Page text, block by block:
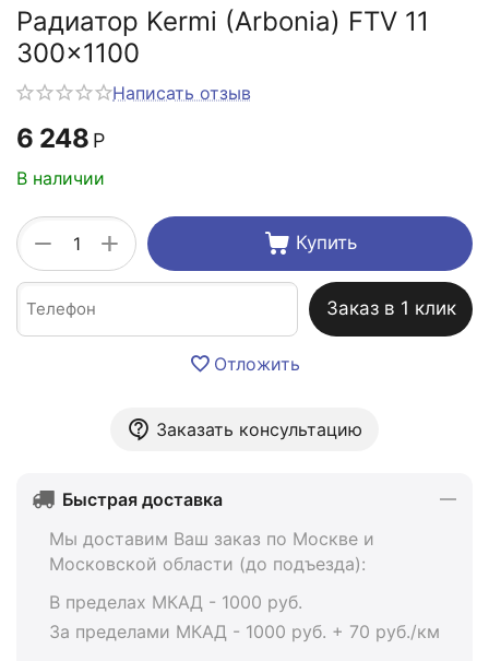
Радиатор Kermi (Arbonia) FTV 11
300x1100
Написать отзыв
6 248 Р
В наличии
+
− Купить
Заказ в 1 клик
Отложить
Заказать консультацию
Быстрая доставка
Мы доставим Ваш заказ по Москве и
Московской области (до подъезда):
В пределах МКАД - 1000 руб.
За пределами МКАД - 1000 руб. + 70 руб./км